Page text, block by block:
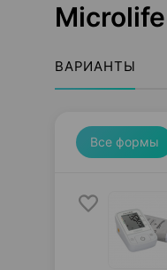
ВАРИАНТЫ
Все формы